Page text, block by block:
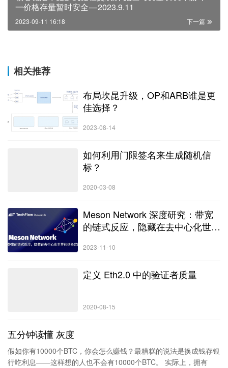
一价格存量暂时安全 — 2023.9.11
下一篇
2023-09-11 16:18
相关推荐
布局坎昆升级，OP和ARB谁是更
佳选择？
2023-08-14
如何利用门限签名来生成随机信
标？
2020-03-08
Meson Network 深度研究：带宽
的链式反应，隐藏在去中心化世界
2023-11-10
定义 Eth2.0 中的验证者质量
2020-08-15
五分钟读懂 灰度
假如你有10000个BTC，你会怎么赚钱？最糟糕的说法是换成钱存银
行吃利息——这样想的人也不会有10000个BTC。 实际上，拥有